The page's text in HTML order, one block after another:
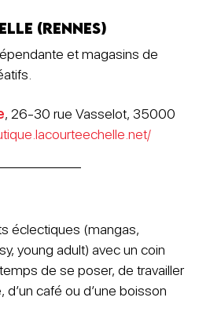
(Rennes)
et magasins de
, 26-30 rue Vasselot, 35000
éclectiques (mangas,
young adult) avec un coin
de se poser, de travailler
d’un café ou d’une boisson